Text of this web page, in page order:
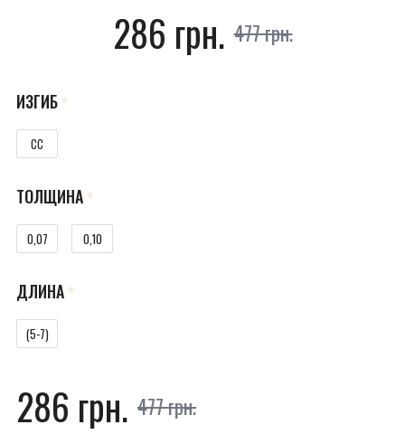
477 грн.
286 грн.
ИЗГИБ
CC
ТОЛЩИНА
0,07 0,10
ДЛИНА
(5-7)
477 грн.
286 грн.